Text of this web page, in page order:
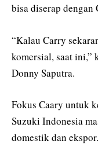
bisa diserap dengan
“Kalau Carry
komersial, saat ini,”
Donny Saputra.
Fokus Caary untuk
Suzuki Indonesia
domestik dan ekspor.